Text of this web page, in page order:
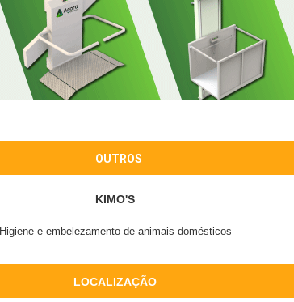
OUTROS
KIMO'S
Higiene e embelezamento de animais domésticos
LOCALIZAÇÃO